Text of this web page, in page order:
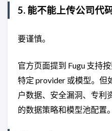
5. 能不能上传公司代
要谨慎。
官方页面提到 Fugu 支持
特定 provider 或模型。但
户数据、安全漏洞、专利
的数据策略和模型池配置。